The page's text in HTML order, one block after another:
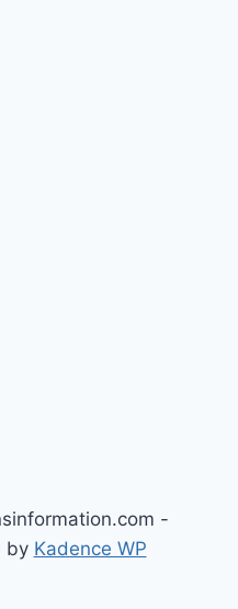
-
by Kadence WP